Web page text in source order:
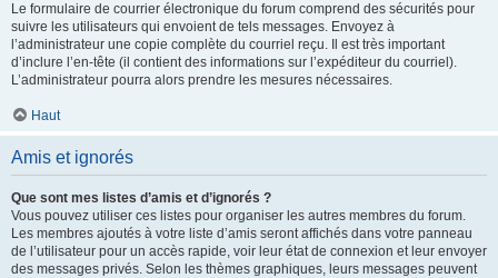
Le formulaire de courrier électronique du forum comprend des sécurités pour
suivre les utilisateurs qui envoient de tels messages. Envoyez à
l’administrateur une copie complète du courriel reçu. Il est très important
d’inclure l’en-tête (il contient des informations sur l’expéditeur du courriel).
L’administrateur pourra alors prendre les mesures nécessaires.
Haut
Amis et ignorés
Que sont mes listes d’amis et d’ignorés ?
Vous pouvez utiliser ces listes pour organiser les autres membres du forum.
Les membres ajoutés à votre liste d’amis seront affichés dans votre panneau
de l’utilisateur pour un accès rapide, voir leur état de connexion et leur envoyer
des messages privés. Selon les thèmes graphiques, leurs messages peuvent